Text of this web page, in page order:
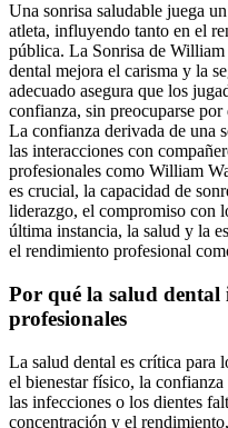
Una sonrisa saludable juega
atleta, influyendo tanto en el
pública. La Sonrisa de
dental mejora el carisma y la
adecuado asegura que los
confianza, sin preocuparse
La confianza derivada de una
las interacciones con
profesionales como William
es crucial, la capacidad de
liderazgo, el compromiso con
última instancia, la salud y la
el rendimiento profesional
Por qué la salud
profesionales
La salud dental es crítica para
el bienestar físico, la
las infecciones o los dientes
concentración y el